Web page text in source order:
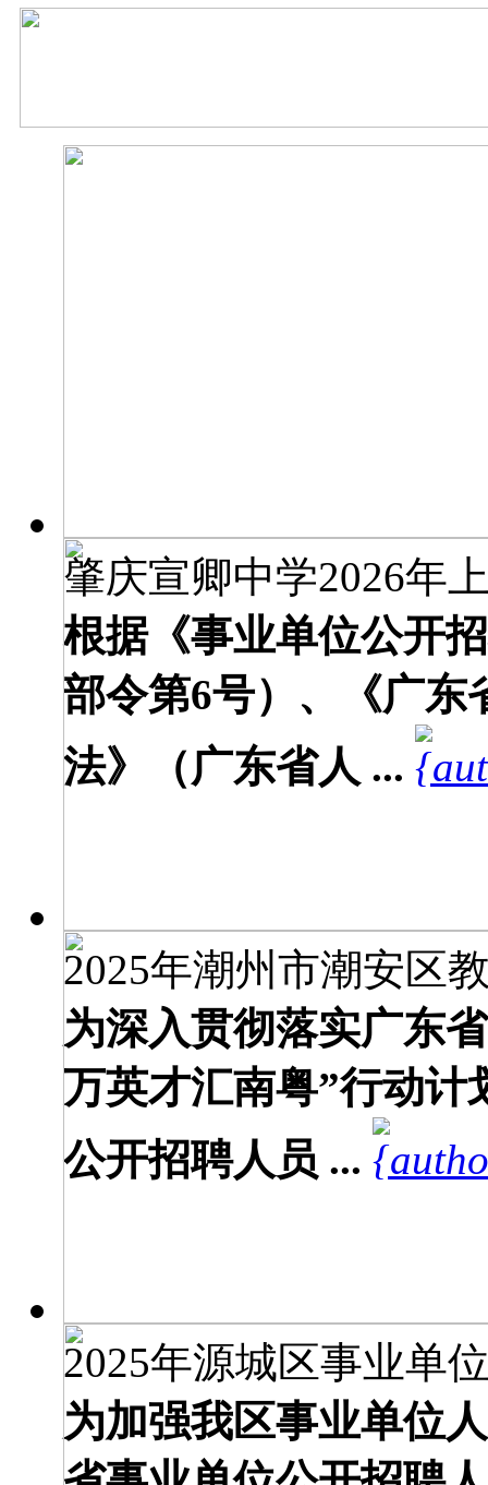
肇庆宣卿中学2026年
根据《事业单位公开
部令第6号）、《广东
法》（广东省人 ...
2025年潮州市潮安区
为深入贯彻落实广东
万英才汇南粤”行动计
公开招聘人员 ...
2025年源城区事业单
为加强我区事业单位